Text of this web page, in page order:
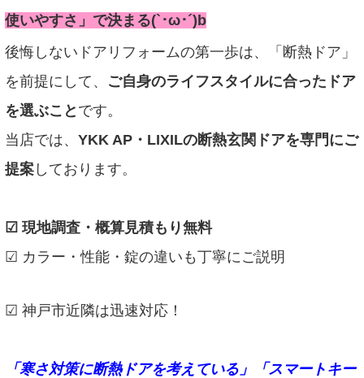
使いやすさ」で決まる(`･ω･´)b
後悔しないドアリフォームの第一歩は、「断熱ドア」
を前提にして、 ご自身のライフスタイルに合ったドア
を選ぶこと です。
当店では、 YKK AP・LIXILの断熱玄関ドアを専門にご
提案 しております。
☑ 現地調査・概算見積もり無料
☑ カラー・性能・錠の違いも丁寧にご説明
☑ 神戸市近隣は迅速対応！
「寒さ対策に断熱ドアを考えている」「スマートキー